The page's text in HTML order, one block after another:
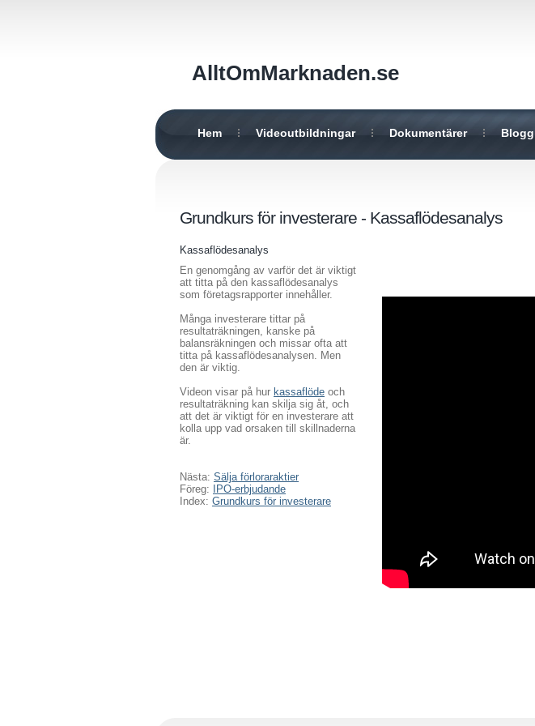
AlltOmMarknaden.se
Hem Videoutbildningar Dokumentärer Blogg
Grundkurs för investerare - Kassaflödesanalys
Kassaflödesanalys
En genomgång av varför det är viktigt
att titta på den kassaflödesanalys
som företagsrapporter innehåller.
Många investerare tittar på
resultaträkningen, kanske på
balansräkningen och missar ofta att
titta på kassaflödesanalysen. Men
den är viktig.
Videon visar på hur kassaflöde och
resultaträkning kan skilja sig åt, och
att det är viktigt för en investerare att
kolla upp vad orsaken till skillnaderna
är.
Nästa: Sälja förloraraktier
Föreg:
IPO-erbjudande
Index: Grundkurs för investerare